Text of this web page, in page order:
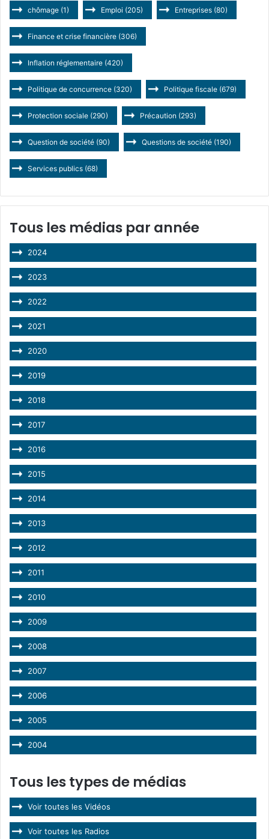
chômage (1) Emploi (205) Entreprises (80)
Finance et crise financière (306)
Inflation réglementaire (420)
Politique de concurrence (320) Politique fiscale (679)
Protection sociale (290) Précaution (293)
Question de société (90) Questions de société (190)
Services publics (68)
Tous les médias par année
2024
2023
2022
2021
2020
2019
2018
2017
2016
2015
2014
2013
2012
2011
2010
2009
2008
2007
2006
2005
2004
Tous les types de médias
Voir toutes les Vidéos
Voir toutes les Radios